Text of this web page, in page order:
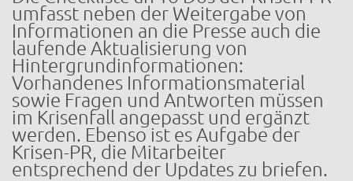
umfasst neben der Weitergabe von
Informationen an die Presse auch die
laufende Aktualisierung von
Hintergrundinformationen:
Vorhandenes Informationsmaterial
sowie Fragen und Antworten müssen
im Krisenfall angepasst und ergänzt
werden. Ebenso ist es Aufgabe der
Krisen-PR, die Mitarbeiter
entsprechend der Updates zu briefen.